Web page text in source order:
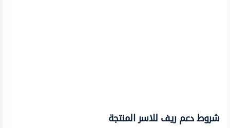
شروط دعم ريف للاسر المنتجة